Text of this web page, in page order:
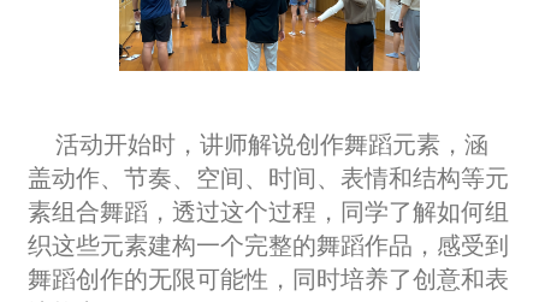
活动开始时，讲师解说创作舞蹈元素，涵
盖动作、节奏、空间、时间、表情和结构等元
素组合舞蹈，透过这个过程，同学了解如何组
织这些元素建构一个完整的舞蹈作品，感受到
舞蹈创作的无限可能性，同时培养了创意和表